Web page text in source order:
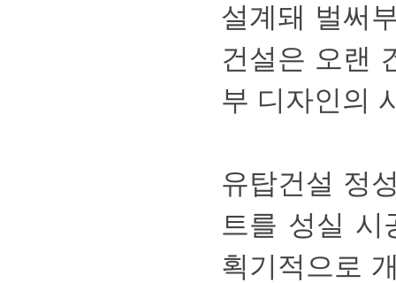
설계돼벌써
건설은오랜
부디자인의
유탑건설정
트를성실시
획기적으로